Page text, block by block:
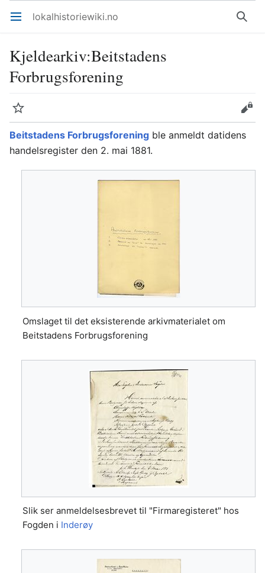
Åpne hovedmenyen lokalhistoriewiki.no Søk
Kjeldearkiv:Beitstadens
Forbrugsforening
Overvåk
Rediger
Beitstadens Forbrugsforening ble anmeldt datidens
handelsregister den 2. mai 1881.
Omslaget til det eksisterende arkivmaterialet om
Beitstadens Forbrugsforening
Slik ser anmeldelsesbrevet til "Firmaregisteret" hos
Fogden i Inderøy